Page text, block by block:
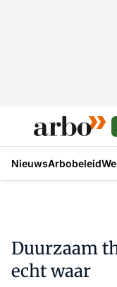
NieuwsArbobeleid
Duurzaam
echt waar